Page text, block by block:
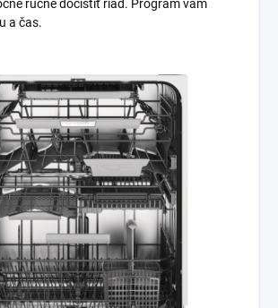
ručne dočistiť riad. Program vám
a čas.